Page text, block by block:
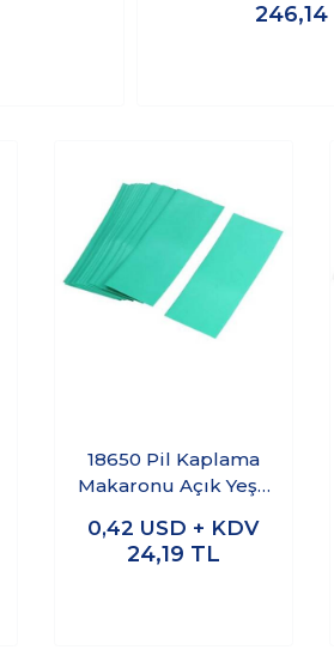
246,14
18650 Pil Kaplama
Makaronu Açık Yeşil
0,42 USD + KDV
24,19 TL